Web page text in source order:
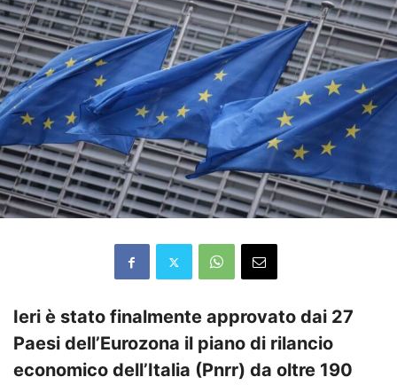
Ieri è stato finalmente approvato dai 27
Paesi dell’Eurozona il piano di rilancio
economico dell’Italia (Pnrr) da oltre 190